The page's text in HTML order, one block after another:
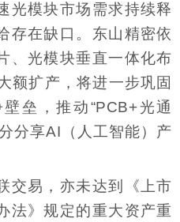
光模块市场需求持续释
存在缺口。东山精密依
、光模块垂直一体化布
额扩产，将进一步巩固
垒，推动“PCB+光通
分享AI（人工智能）产
交易，亦未达到《上市
法》规定的重大资产重